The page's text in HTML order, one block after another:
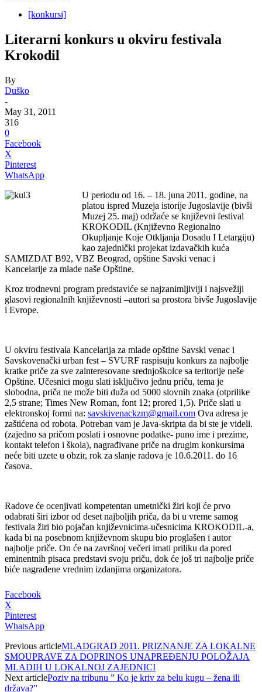
[konkursi]
Literarni konkurs u okviru festivala
Krokodil
By
Duško
-
May 31, 2011
316
0
Facebook
X
Pinterest
WhatsApp
U periodu od 16. – 18. juna 2011. godine, na
platou ispred Muzeja istorije Jugoslavije (bivši
Muzej 25. maj) održaće se književni festival
KROKODIL (Književno Regionalno
Okupljanje Koje Otkljanja Dosadu I Letargiju)
kao zajednički projekat izdavačkih kuća
SAMIZDAT B92, VBZ Beograd, opštine Savski venac i
Kancelarije za mlade naše Opštine.
Kroz trodnevni program predstaviće se najzanimljiviji i najsvežiji
glasovi regionalnih književnosti –autori sa prostora bivše Jugoslavije
i Evrope.
U okviru festivala Kancelarija za mlade opštine Savski venac i
Savskovenački urban fest – SVURF raspisuju konkurs za najbolje
kratke priče za sve zainteresovane srednjoškolce sa teritorije neše
Opštine. Učesnici mogu slati isključivo jednu priču, tema je
slobodna, priča ne može biti duža od 5000 slovnih znaka (otprilike
2,5 strane; Times New Roman, font 12; prored 1,5). Priče slati u
elektronskoj formi na: savskivenackzm@gmail.com Ova adresa je
zaštićena od robota. Potreban vam je Java-skripta da bi ste je videli.
(zajedno sa pričom poslati i osnovne podatke- puno ime i prezime,
kontakt telefon i škola), nagrađivane priče na drugim konkursima
neće biti uzete u obzir, rok za slanje radova je 10.6.2011. do 16
časova.
Radove će ocenjivati kompetentan umetnički žiri koji će prvo
odabrati širi izbor od deset najboljih priča, da bi u vreme samog
festivala žiri bio pojačan književnicima-učesnicima KROKODIL-a,
kada bi na posebnom književnom skupu bio proglašen i autor
najbolje priče. On će na završnoj večeri imati priliku da pored
eminentnih pisaca predstavi svoju priču, dok će još tri najbolje priče
biće nagrađene vrednim izdanjima organizatora.
Facebook
X
Pinterest
WhatsApp
Previous articleMLADGRAD 2011. PRIZNANJE ZA LOKALNE
SMOUPRAVE ZA DOPRINOS UNAPREĐENJU POLOŽAJA
MLADIH U LOKALNOJ ZAJEDNICI
Next articlePoziv na tribunu ” Ko je kriv za belu kugu – žena ili
država?”